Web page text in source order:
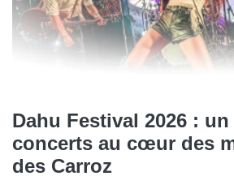
Dahu Festival 2026 :
concerts au cœur des
des Carroz